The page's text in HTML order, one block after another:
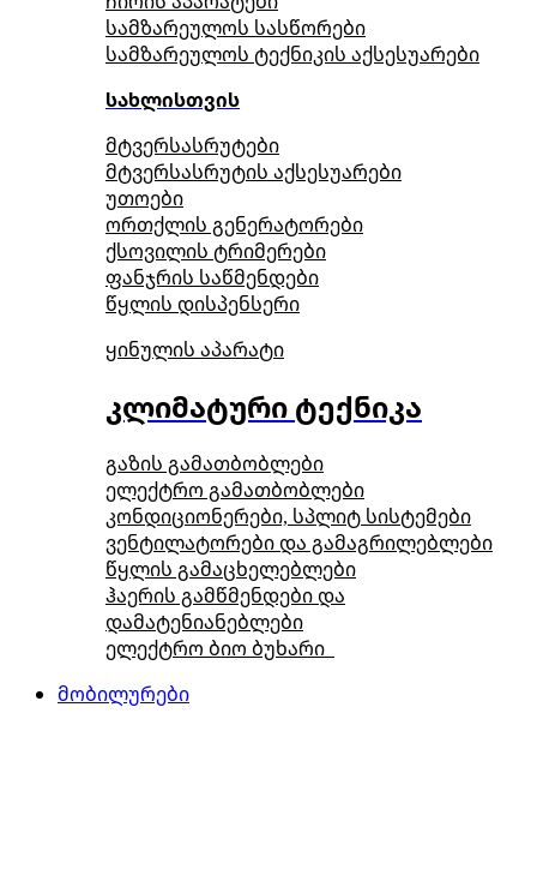
სამზარეულოს სასწორები
სამზარეულოს ტექნიკის აქსესუარები
სახლისთვის
მტვერსასრუტები
მტვერსასრუტის აქსესუარები
უთოები
ორთქლის გენერატორები
ქსოვილის ტრიმერები
ფანჯრის საწმენდები
წყლის დისპენსერი
ყინულის აპარატი
კლიმატური ტექნიკა
გაზის გამათბობლები
ელექტრო გამათბობლები
კონდიციონერები, სპლიტ სისტემები
ვენტილატორები და გამაგრილებლები
წყლის გამაცხელებლები
ჰაერის გამწმენდები და
დამატენიანებლები
ელექტრო ბიო ბუხარი
მობილურები